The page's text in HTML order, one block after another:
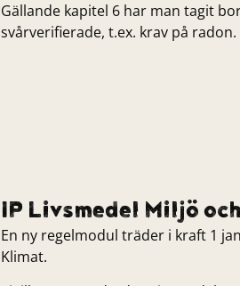
Gällande kapitel 6 har man tagit
svårverifierade, t.ex. krav på radon.
IP Livsmedel Miljö
En ny regelmodul träder i kraft 1
Klimat.